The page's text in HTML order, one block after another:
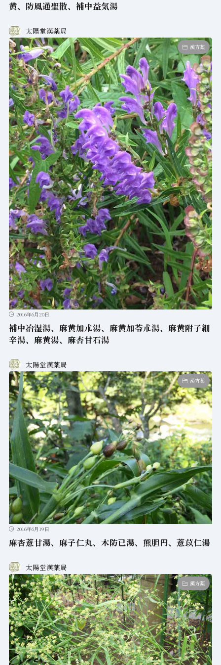
黄、防風通聖散、補中益気湯
太陽堂漢薬局
漢方薬
2016年6月20日
補中冶湿湯、麻黄加朮湯、麻黄加苓朮湯、麻黄附子細
辛湯、麻黄湯、麻杏甘石湯
太陽堂漢薬局
漢方薬
2016年6月19日
麻杏薏甘湯、麻子仁丸、木防已湯、熊胆円、薏苡仁湯
太陽堂漢薬局
漢方薬